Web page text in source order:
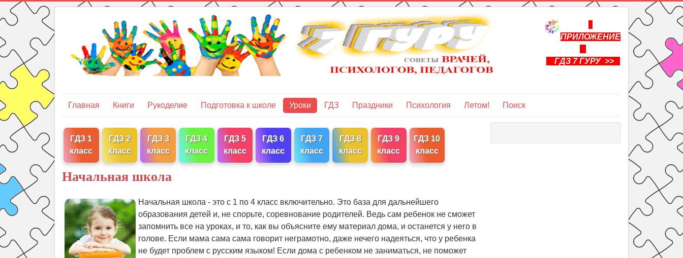
ПРИЛОЖЕНИЕ
ГДЗ 7 ГУРУ >>
Главная Книги Рукоделие Подготовка к школе Уроки ГДЗ Праздники Психология Летом! Поиск
ГДЗ 1
класс
ГДЗ 2
класс
ГДЗ 3
класс
ГДЗ 4
класс
ГДЗ 5
класс
ГДЗ 6
класс
ГДЗ 7
класс
ГДЗ 8
класс
ГДЗ 9
класс
ГДЗ 10
класс
Начальная школа
Начальная школа - это с 1 по 4 класс включительно. Это база для дальнейшего
образования детей и, не спорьте, соревнование родителей. Ведь сам ребенок не сможет
запомнить все на уроках, и то, как вы объясните ему материал дома, и останется у него в
голове. Если мама сама сама говорит неграмотно, даже нечего надеяться, что у ребенка
не будет проблем с русским языком! Если дома с ребенком не заниматься, не поможет